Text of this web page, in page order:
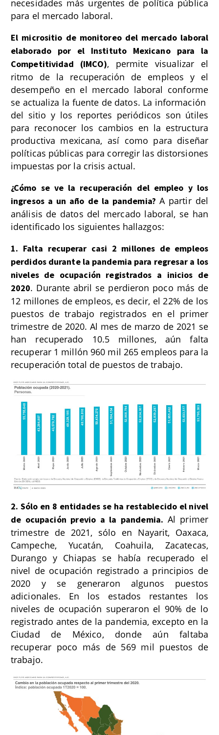
necesidades más urgentes de política pública
para el mercado laboral.
El micrositio de monitoreo del mercado laboral
elaborado por el Instituto Mexicano para la
Competitividad (IMCO), permite visualizar el
ritmo de la recuperación de empleos y el
desempeño en el mercado laboral conforme
se actualiza la fuente de datos. La información
del sitio y los reportes periódicos son útiles
para reconocer los cambios en la estructura
productiva mexicana, así como para diseñar
políticas públicas para corregir las distorsiones
impuestas por la crisis actual.
¿Cómo se ve la recuperación del empleo y los
ingresos a un año de la pandemia? A partir del
análisis de datos del mercado laboral, se han
identificado los siguientes hallazgos:
1. Falta recuperar casi 2 millones de empleos
perdidos durante la pandemia para regresar a los
niveles de ocupación registrados a inicios de
2020. Durante abril se perdieron poco más de
12 millones de empleos, es decir, el 22% de los
puestos de trabajo registrados en el primer
trimestre de 2020. Al mes de marzo de 2021 se
han recuperado 10.5 millones, aún falta
recuperar 1 millón 960 mil 265 empleos para la
recuperación total de puestos de trabajo.
2. Sólo en 8 entidades se ha restablecido el nivel
de ocupación previo a la pandemia. Al primer
trimestre de 2021, sólo en Nayarit, Oaxaca,
Campeche, Yucatán, Coahuila, Zacatecas,
Durango y Chiapas se había recuperado el
nivel de ocupación registrado a principios de
2020 y se generaron algunos puestos
adicionales. En los estados restantes los
niveles de ocupación superaron el 90% de lo
registrado antes de la pandemia, excepto en la
Ciudad de México, donde aún faltaba
recuperar poco más de 569 mil puestos de
trabajo.